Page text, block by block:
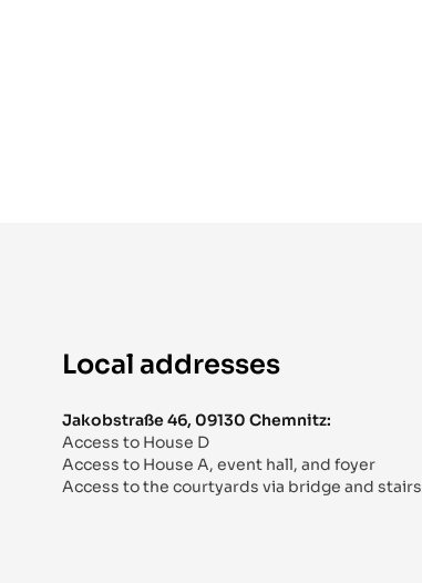
Local addresses
Jakobstraße 46, 09130 Chemnitz:
Access to House D
Access to House A, event hall, and foyer
Access to the courtyards via bridge and stairs